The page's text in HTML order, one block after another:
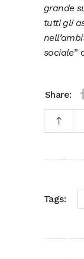
grande
tutti gli
sociale”
Share:
Tags: